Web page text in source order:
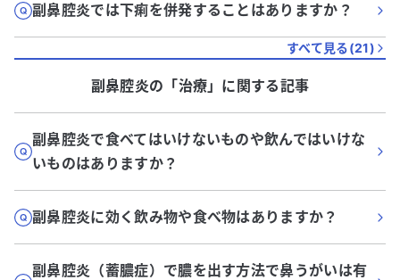
副鼻腔炎では下痢を併発することはありますか？
すべて見る(21)
副鼻腔炎の「治療」に関する記事
副鼻腔炎で食べてはいけないものや飲んではいけな
いものはありますか？
副鼻腔炎に効く飲み物や食べ物はありますか？
副鼻腔炎（蓄膿症）で膿を出す方法で鼻うがいは有